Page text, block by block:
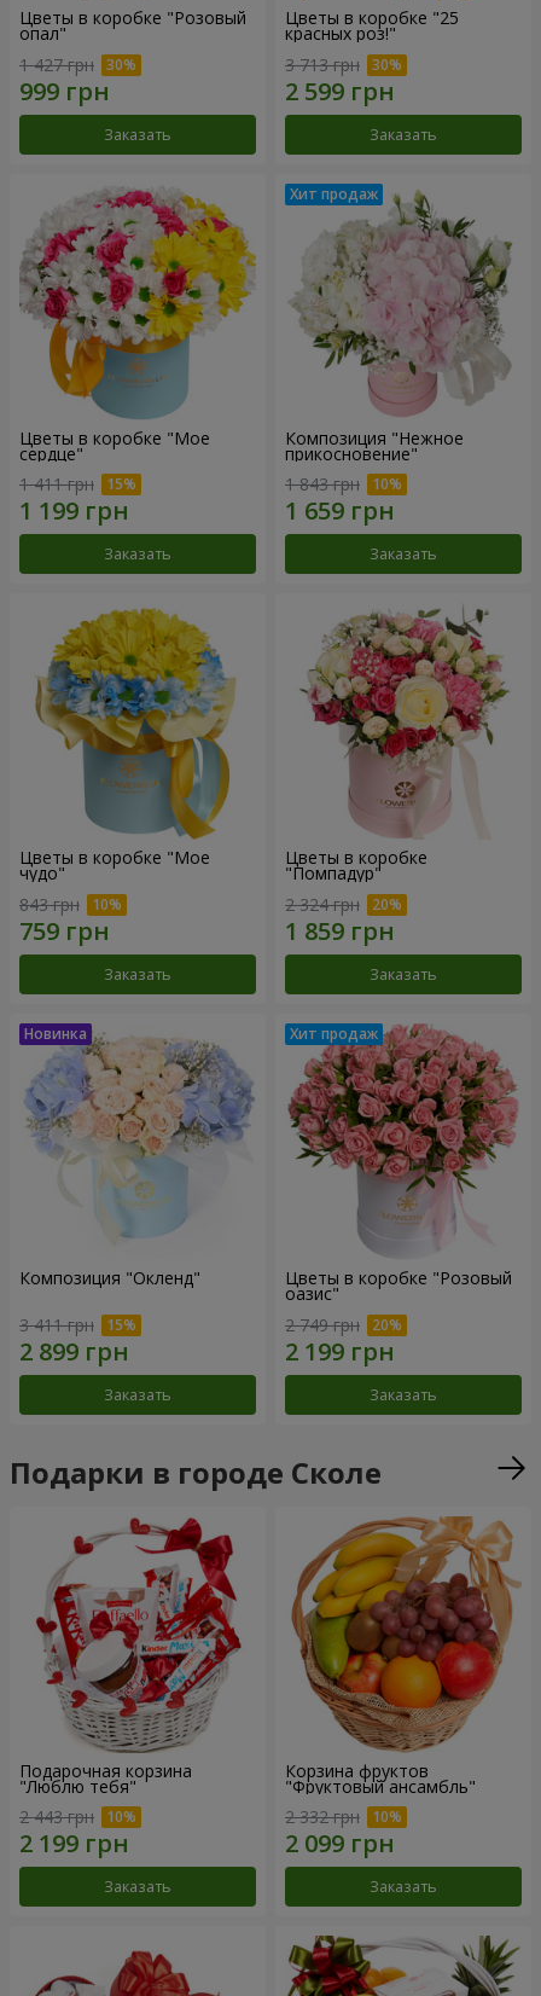
Цветы в коробке "Розовый
опал"
1 427 грн
Заказать
Цветы в коробке "25
красных роз!"
3 713 грн
Заказать
Цветы в коробке "Мое
сердце"
1 411 грн
Заказать
Композиция "Нежное
прикосновение"
1 843 грн
Заказать
Цветы в коробке "Мое
чудо"
843 грн
Заказать
Цветы в коробке
"Помпадур"
2 324 грн
Заказать
Композиция "Окленд"
3 411 грн
Заказать
Цветы в коробке "Розовый
оазис"
2 749 грн
Заказать
Подарки в городе Сколе
Подарочная корзина
"Люблю тебя"
2 443 грн
Заказать
Корзина фруктов
"Фруктовый ансамбль"
2 332 грн
Заказать